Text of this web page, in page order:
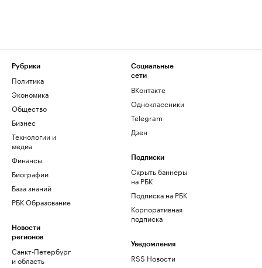
Рубрики
Политика
Экономика
Общество
Бизнес
Технологии и
медиа
Финансы
Биографии
База знаний
РБК Образование
Новости
регионов
Санкт-Петербург
и область
Социальные
сети
ВКонтакте
Одноклассники
Telegram
Дзен
Подписки
Скрыть баннеры
на РБК
Подписка на РБК
Корпоративная
подписка
Уведомления
RSS Новости